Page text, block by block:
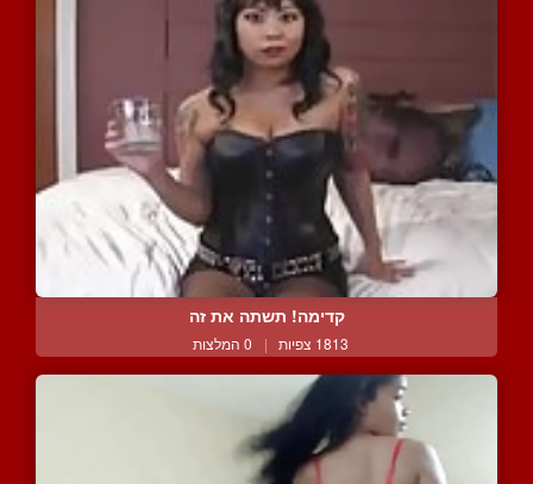
קדימה! תשתה את זה
1813 צפיות | 0 המלצות